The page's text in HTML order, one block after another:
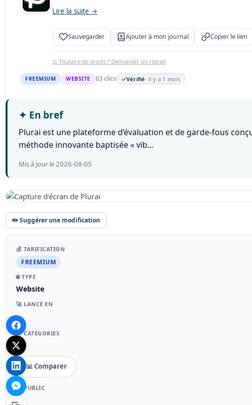
Lire la suite →
Sauvegarder Ajouter à mon journal Copier le lien
⚖️ Titulaire de droits ? Demander un retrait
FREEMIUM WEBSITE 63 clics ✓Vérifié· il y a 1 mois
✦ En bref
Plurai est une plateforme d’évaluation et de garde-fous
méthode innovante baptisée « vib...
Mis à jour le 2026-08-05
✏️ Suggérer une modification
💰 TARIFICATION
FREEMIUM
🌐 TYPE
Website
🚀 LANCÉ EN
–
📁 CATÉGORIES
–
📊 Comparer
🎯 PUBLIC
–